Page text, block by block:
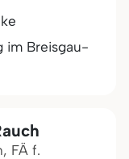
im Breisgau-
FÄ f.